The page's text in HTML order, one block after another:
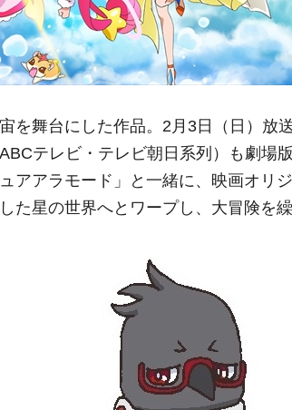
を舞台にした作品。2月3日（日）放
テレビ・テレビ朝日系列）も劇場
アアラモード」と一緒に、映画オリ
た星の世界へとワープし、大冒険を繰